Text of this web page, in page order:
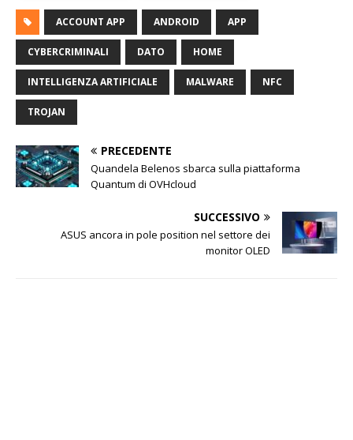
ACCOUNT APP ANDROID APP
CYBERCRIMINALI DATO HOME
INTELLIGENZA ARTIFICIALE MALWARE NFC
TROJAN
PRECEDENTE
Quandela Belenos sbarca sulla piattaforma
Quantum di OVHcloud
SUCCESSIVO
ASUS ancora in pole position nel settore dei
monitor OLED